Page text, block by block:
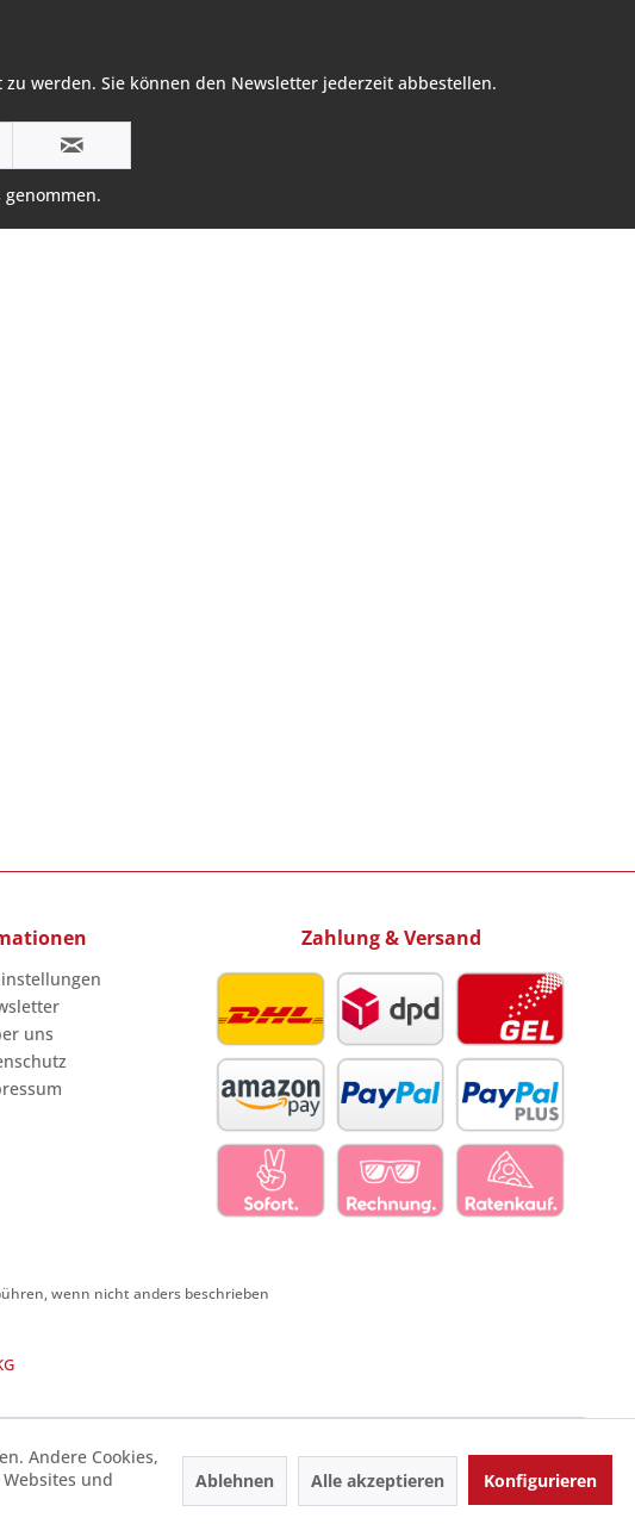
uns
Zahlung & Versand
werden. Sie können den Newsletter jederzeit abbestellen.
wenn nicht anders beschrieben
Andere Cookies,
und
Ablehnen Alle akzeptieren Konfigurieren